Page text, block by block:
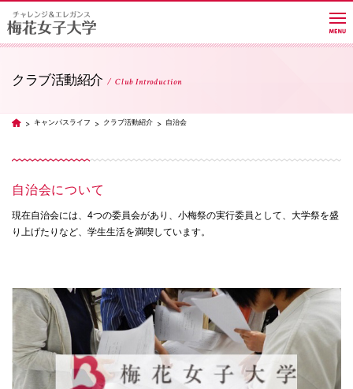
学部・学科・大学院
教員紹介サイト
進路・就職
国際交流
クラブ活動紹介 Club Introduction
TOPキャンパスライフ クラブ活動紹介 自治会
自治会について
現在自治会には、4つの委員会があり、小梅祭の実行委員として、大学祭を盛
り上げたりなど、学生生活を満喫しています。